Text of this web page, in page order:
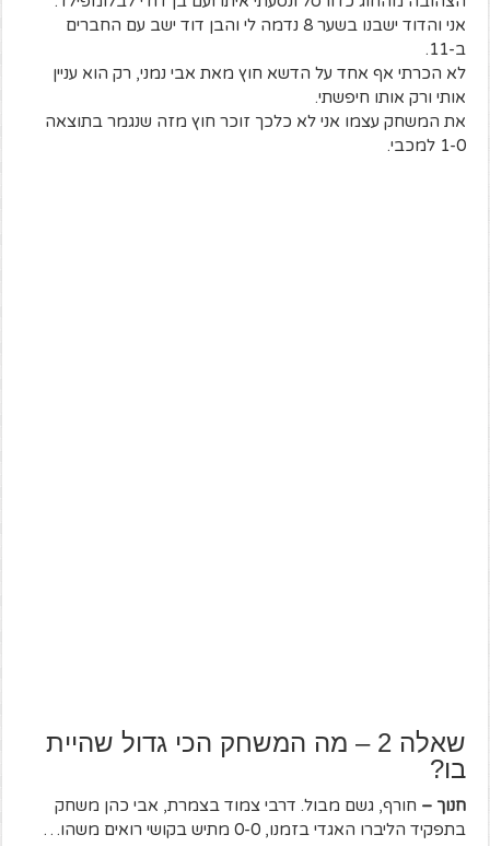
אני והדוד ישבנו בשער 8 נדמה לי והבן דוד ישב עם החברים
ב-11.
לא הכרתי אף אחד על הדשא חוץ מאת אבי נמני, רק הוא עניין
אותי ורק אותו חיפשתי.
את המשחק עצמו אני לא כלכך זוכר חוץ מזה שנגמר בתוצאה
1-0 למכבי.
שאלה 2 – מה המשחק הכי גדול שהיית
בו?
חנוך – חורף, גשם מבול. דרבי צמוד בצמרת, אבי כהן משחק
בתפקיד הליברו האגדי בזמנו, 0-0 מתיש בקושי רואים משהו…